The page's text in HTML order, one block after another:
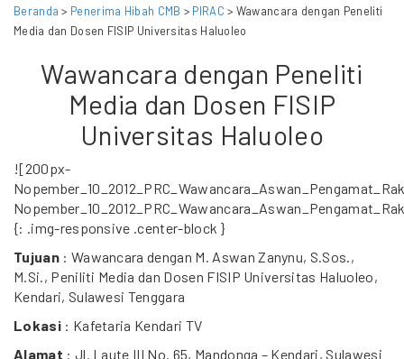
Beranda > Penerima Hibah CMB > PIRAC> Wawancara dengan Peneliti
Media dan Dosen FISIP Universitas Haluoleo
Wawancara dengan Peneliti
Media dan Dosen FISIP
Universitas Haluoleo
![200px-
{: .img-responsive .center-block }
Tujuan: Wawancara dengan M. Aswan Zanynu, S.Sos.,
M.Si., Peniliti Media dan Dosen FISIP Universitas Haluoleo,
Kendari, Sulawesi Tenggara
Lokasi: Kafetaria Kendari TV
Alamat : Jl. Laute III No. 65, Mandonga – Kendari, Sulawesi